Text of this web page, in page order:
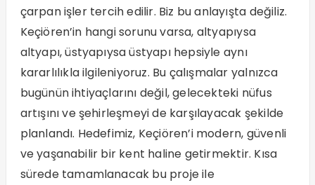
çarpan işler tercih edilir. Biz bu anlayışta değiliz.
Keçiören’in hangi sorunu varsa, altyapıysa
altyapı, üstyapıysa üstyapı hepsiyle aynı
kararlılıkla ilgileniyoruz. Bu çalışmalar yalnızca
bugünün ihtiyaçlarını değil, gelecekteki nüfus
artışını ve şehirleşmeyi de karşılayacak şekilde
planlandı. Hedefimiz, Keçiören’i modern, güvenli
ve yaşanabilir bir kent haline getirmektir. Kısa
sürede tamamlanacak bu proje ile